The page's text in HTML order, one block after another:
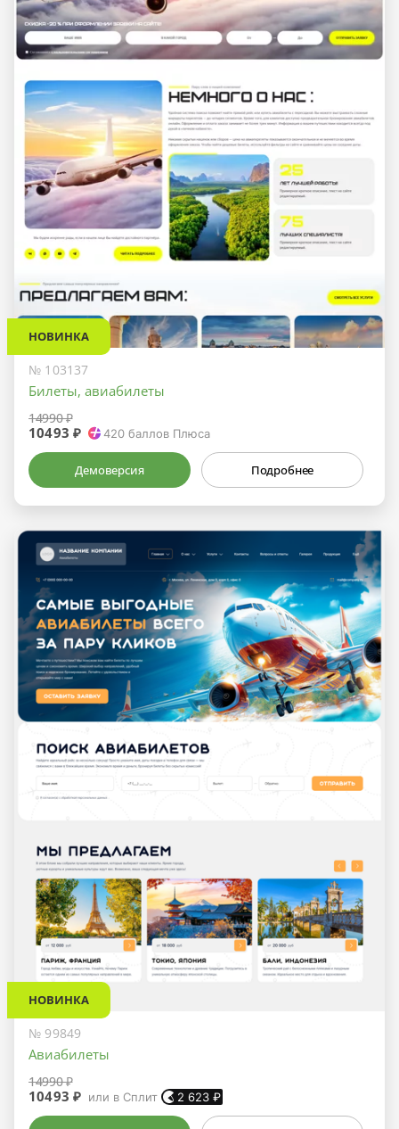
НОВИНКА
№ 103137
Билеты, авиабилеты
14990 ₽
10493 ₽ 420 баллов Плюса
Демоверсия Подробнее
НОВИНКА
№ 99849
Авиабилеты
14990 ₽
10493 ₽ или в Сплит 2 623 ₽